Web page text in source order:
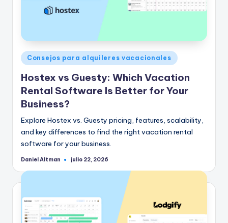
Publicado
en
Consejos para alquileres vacacionales
Hostex vs Guesty: Which Vacation
Rental Software Is Better for Your
Business?
Explore Hostex vs. Guesty pricing, features, scalability,
and key differences to find the right vacation rental
software for your business.
Publicado
Daniel Altman julio 22, 2026